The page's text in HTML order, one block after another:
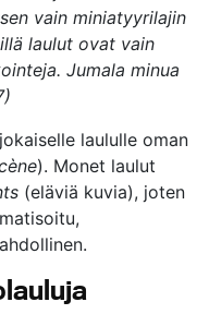
vain miniatyyrilajin
laulut ovat vain
Jumala minua
laululle oman
). Monet laulut
(eläviä kuvia), joten